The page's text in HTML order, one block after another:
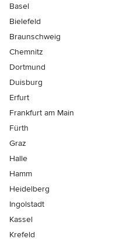
Basel
Bielefeld
Braunschweig
Chemnitz
Dortmund
Duisburg
Erfurt
Frankfurt am Main
Fürth
Graz
Halle
Hamm
Heidelberg
Ingolstadt
Kassel
Krefeld